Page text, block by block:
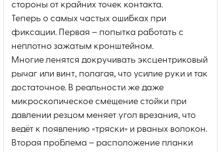
стороны от крайних точек контакта.
Теперь о самых частых ошибках при
фиксации. Первая – попытка работать с
неплотно зажатым кронштейном.
Многие ленятся докручивать эксцентриковый
рычаг или винт, полагая, что усилие руки и так
достаточное. В реальности же даже
микроскопическое смещение стойки при
давлении резцом меняет угол врезания, что
ведёт к появлению «тряски» и рваных волокон.
Вторая проблема – расположение планки